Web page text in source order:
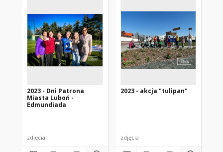
2023 - Dni Patrona
Miasta Luboń -
Edmundiada
zdjęcia
2023 - akcja "tulipan"
zdjęcia